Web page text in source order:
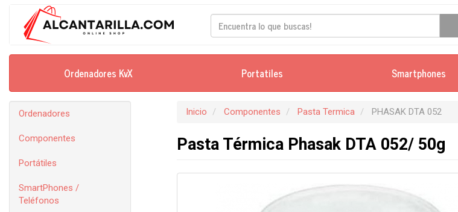
Ordenadores KvX Portatiles Smartphones
Ordenadores
Componentes
Portátiles
SmartPhones /
Teléfonos
Inicio Componentes Pasta Termica PHASAK DTA 052
Pasta Térmica Phasak DTA 052/ 50g